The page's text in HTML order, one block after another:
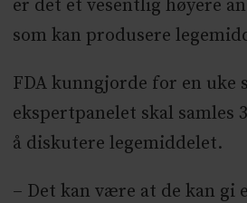
er det et vesentlig høyere
som kan produsere
FDA kunngjorde for en uke
ekspertpanelet skal samles
å diskutere legemiddelet.
– Det kan være at de kan gi